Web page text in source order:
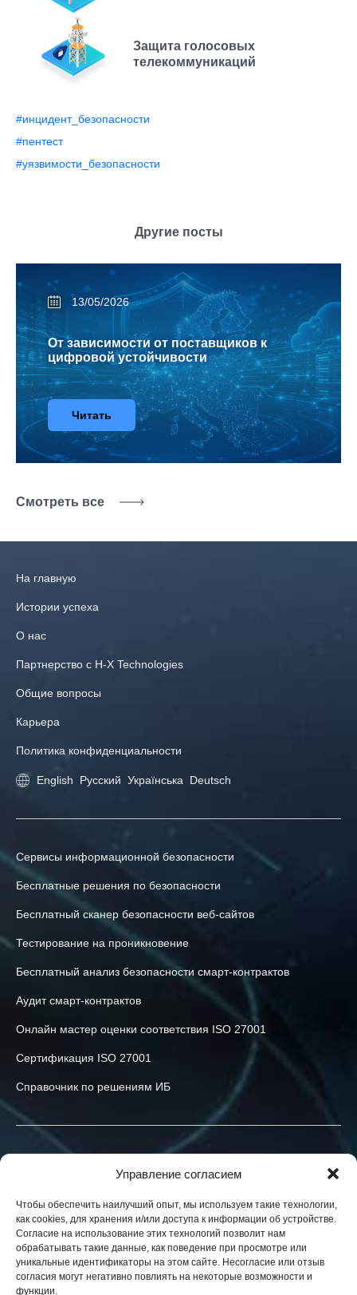
Управление согласием
Чтобы обеспечить наилучший опыт, мы используем такие технологии,
как cookies, для хранения и/или доступа к информации об устройстве.
Согласие на использование этих технологий позволит нам
обрабатывать такие данные, как поведение при просмотре или
уникальные идентификаторы на этом сайте. Несогласие или отзыв
согласия могут негативно повлиять на некоторые возможности и
функции.
Защита голосовых
телекоммуникаций
#инцидент_безопасности
#пентест
#уязвимости_безопасности
Другие посты
13/05/2026
От зависимости от поставщиков к
цифровой устойчивости
Читать
Смотреть все
На главную
Истории успеха
О нас
Партнерство с H‑X Technologies
Общие вопросы
Карьера
Политика конфиденциальности
English Русский Українська Deutsch
Сервисы информационной безопасности
Бесплатные решения по безопасности
Бесплатный сканер безопасности веб-сайтов
Тестирование на проникновение
Бесплатный анализ безопасности смарт-контрактов
Аудит смарт-контрактов
Онлайн мастер оценки соответствия ISO 27001
Сертификация ISO 27001
Справочник по решениям ИБ
info@h-x.technology
540043 ,Targu Mures Postei str., nr. 3, ap. 1
Юридические лица в ЕС, Украине и США. Контракты в вашей